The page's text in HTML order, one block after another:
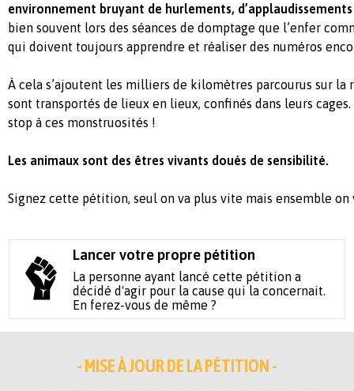
environnement bruyant de hurlements,
bien souvent lors des séances de domptage que l’enfer
qui doivent toujours apprendre et réaliser des numéros
À cela s’ajoutent les milliers de kilomètres parcourus sur la
sont transportés de lieux en lieux, confinés dans leurs
stop à ces monstruosités !
Les animaux sont des êtres vivants doués de sensibilité.
Signez cette pétition, seul on va plus vite mais ensemble on
Lancer votre propre pétition
La personne ayant lancé cette pétition a
décidé d'agir pour la cause qui la concernait.
En ferez-vous de même ?
- MISE À JOUR DE LA PÉTITION -